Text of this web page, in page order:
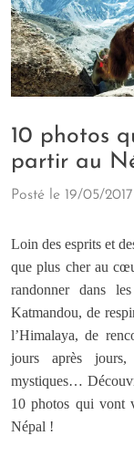
10 photos
partir au
Posté le 19/05/2017
Loin des esprits et
que plus cher au
randonner dans
Katmandou, de
l’Himalaya, de
jours après
mystiques…
10 photos qui vont
Népal !